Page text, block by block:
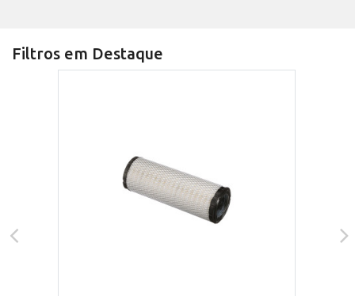
Filtros em Destaque